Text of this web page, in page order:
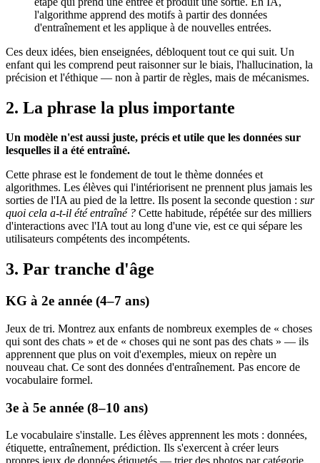
l'algorithme apprend des motifs à partir des données
d'entraînement et les applique à de nouvelles entrées.
Ces deux idées, bien enseignées, débloquent tout ce qui suit. Un
enfant qui les comprend peut raisonner sur le biais, l'hallucination, la
précision et l'éthique — non à partir de règles, mais de mécanismes.
2. La phrase la plus importante
Un modèle n'est aussi juste, précis et utile que les données sur
lesquelles il a été entraîné.
Cette phrase est le fondement de tout le thème données et
algorithmes. Les élèves qui l'intériorisent ne prennent plus jamais les
sorties de l'IA au pied de la lettre. Ils posent la seconde question : sur
quoi cela a-t-il été entraîné ? Cette habitude, répétée sur des milliers
d'interactions avec l'IA tout au long d'une vie, est ce qui sépare les
utilisateurs compétents des incompétents.
3. Par tranche d'âge
KG à 2e année (4–7 ans)
Jeux de tri. Montrez aux enfants de nombreux exemples de « choses
qui sont des chats » et de « choses qui ne sont pas des chats » — ils
apprennent que plus on voit d'exemples, mieux on repère un
nouveau chat. Ce sont des données d'entraînement. Pas encore de
vocabulaire formel.
3e à 5e année (8–10 ans)
Le vocabulaire s'installe. Les élèves apprennent les mots : données,
étiquette, entraînement, prédiction. Ils s'exercent à créer leurs